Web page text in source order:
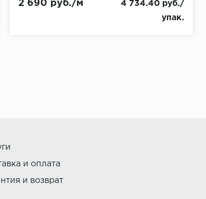
2 690 руб./м
4 734.40 руб./
упак.
и оплата
и возврат